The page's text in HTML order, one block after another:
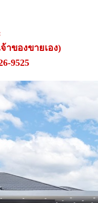
ของขายเอง)
9525